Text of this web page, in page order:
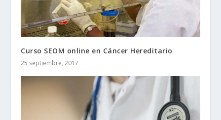
Curso SEOM online en Cáncer Hereditario
25 septiembre, 2017